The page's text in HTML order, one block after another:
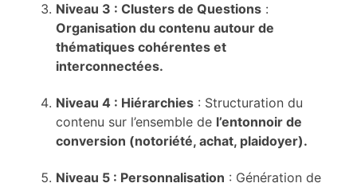
Niveau 3 : Clusters de Questions :
Organisation du contenu autour de
thématiques cohérentes et
interconnectées.
Niveau 4 : Hiérarchies : Structuration du
contenu sur l’ensemble de l’entonnoir de
conversion (notoriété, achat, plaidoyer).
Niveau 5 : Personnalisation : Génération de